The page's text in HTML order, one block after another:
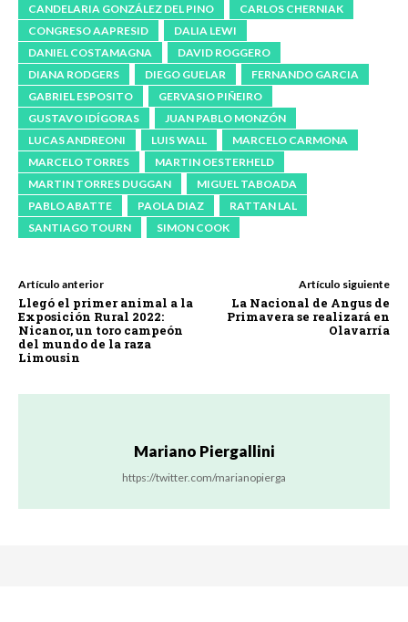
CANDELARIA GONZÁLEZ DEL PINO
CARLOS CHERNIAK
CONGRESO AAPRESID
DALIA LEWI
DANIEL COSTAMAGNA
DAVID ROGGERO
DIANA RODGERS
DIEGO GUELAR
FERNANDO GARCIA
GABRIEL ESPOSITO
GERVASIO PIÑEIRO
GUSTAVO IDÍGORAS
JUAN PABLO MONZÓN
LUCAS ANDREONI
LUIS WALL
MARCELO CARMONA
MARCELO TORRES
MARTIN OESTERHELD
MARTIN TORRES DUGGAN
MIGUEL TABOADA
PABLO ABATTE
PAOLA DIAZ
RATTAN LAL
SANTIAGO TOURN
SIMON COOK
Artículo anterior
Llegó el primer animal a la
Exposición Rural 2022:
Nicanor, un toro campeón
del mundo de la raza
Limousin
Artículo siguiente
La Nacional de Angus de
Primavera se realizará en
Olavarría
Mariano Piergallini
https://twitter.com/marianopierga